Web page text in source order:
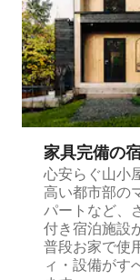
家具完備の
心安らぐ山小
高い都市部の
パートなど、
付き宿泊施設
普段お家で使
ィ・設備がす